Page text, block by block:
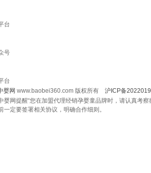
台
号
台
婴网 www.baobei360.com 版权所有 沪ICP备
婴网提醒“您在加盟代理经销孕婴童品牌时，请认真考
定要签署相关协议，明确合作细则。